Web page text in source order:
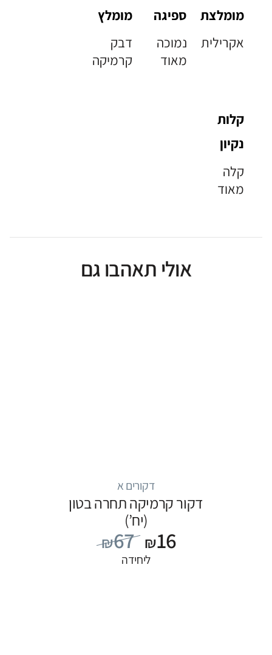
מומלצת
אקרילית
ספיגה
נמוכה
מאוד
מומלץ
דבק
קרמיקה
קלות
נקיון
קלה
מאוד
אולי תאהבו גם
דקורים א
דקור קרמיקה תחרה בטון
(יח’)
₪67 ₪16
ליחידה